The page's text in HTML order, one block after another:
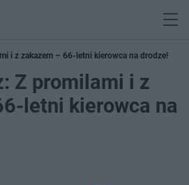
i z zakazem – 66-letni kierowca na drodze!
Z promilami i z
letni kierowca na